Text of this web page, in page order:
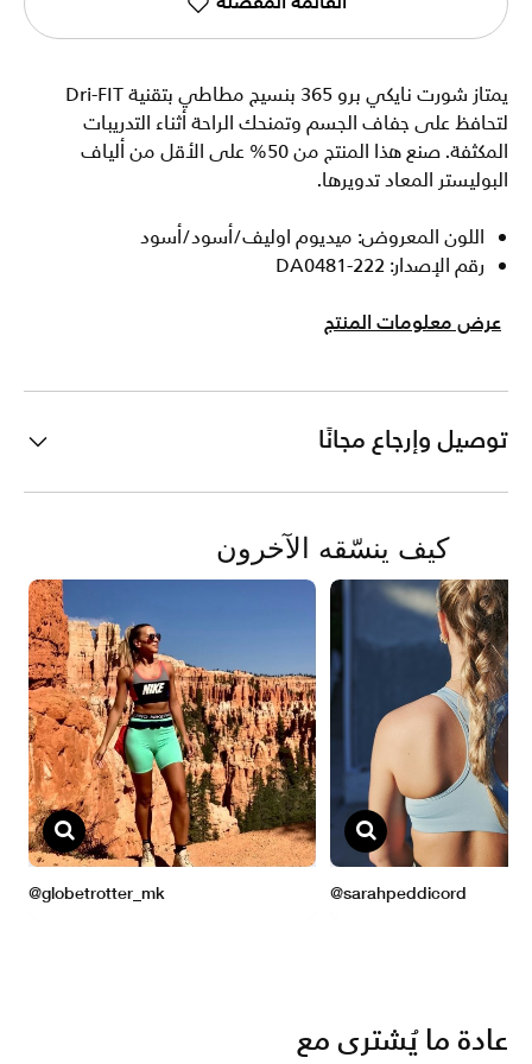
يمتاز شورت نايكي برو 365 بنسيج مطاطي بتقنية Dri-FIT
لتحافظ على جفاف الجسم وتمنحك الراحة أثناء التدريبات
المكثفة. صنع هذا المنتج من 50% على الأقل من ألياف
البوليستر المعاد تدويرها.
اللون المعروض: ميديوم اوليف/أسود/أسود
رقم الإصدار: DA0481-222
عرض معلومات المنتج
توصيل وإرجاع مجانًا
عادة ما يُشترى مع